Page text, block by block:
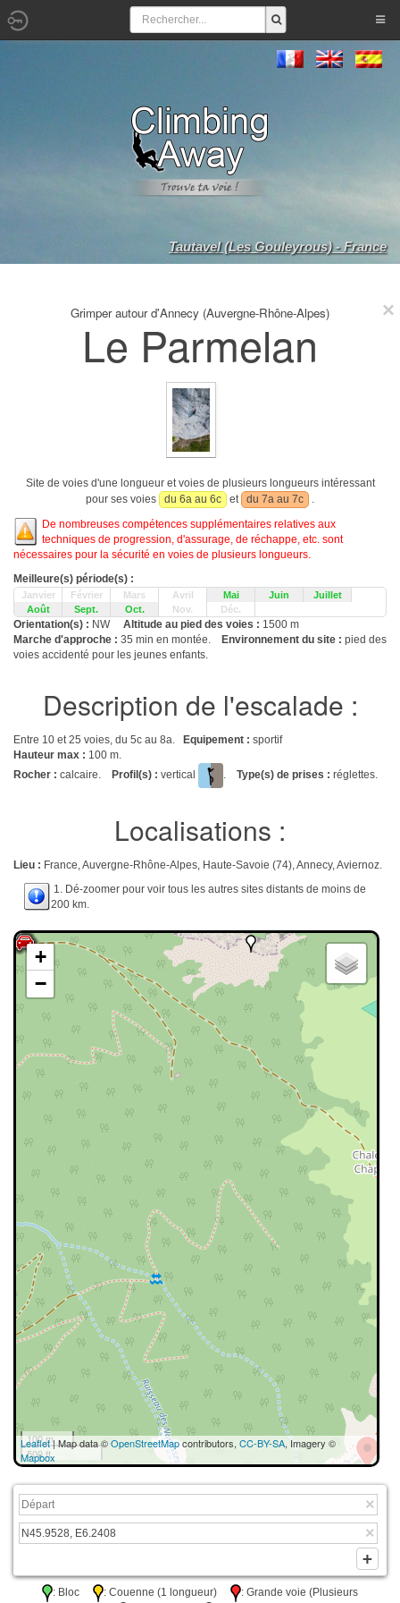
Tautavel (Les Gouleyrous) - France
Grimper autour d'Annecy (Auvergne-Rhône-Alpes)
Le Parmelan
Site de voies d'une longueur et voies de plusieurs longueurs intéressant
pour ses voies
du 6a au 6c et du 7a au 7c
.
De nombreuses compétences supplémentaires relatives aux
techniques de progression, d'assurage, de réchappe, etc. sont
nécessaires pour la sécurité en voies de plusieurs longueurs.
Meilleure(s) période(s) :
Janvier Février Mars Avril Mai Juin
Juillet
Août
Sept. Oct. Nov. Déc.
Orientation(s) : NW Altitude au pied des voies : 1500 m
Marche d'approche : 35 min en montée. Environnement du site : pied des
voies accidenté pour les jeunes enfants.
Description de l'escalade :
Entre 10 et 25 voies, du 5c au 8a. Equipement : sportif
Hauteur max : 100 m.
Rocher : calcaire. Profil(s) : vertical . Type(s) de prises : réglettes.
Localisations :
Lieu : France, Auvergne-Rhône-Alpes, Haute-Savoie (74), Annecy, Aviernoz.
1. Dé-zoomer pour voir tous les autres sites distants de moins de
200 km.
+
−
100 m
500 ft
Leaflet| Map data ©OpenStreetMapcontributors, CC-BY-SA, Imagery ©
Mapbox
: Bloc : Couenne (1 longueur) : Grande voie (Plusieurs